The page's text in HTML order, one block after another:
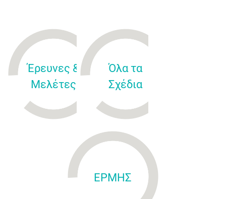
Έρευνες &
Μελέτες
Όλα τα
Σχέδια
ΕΡΜΗΣ